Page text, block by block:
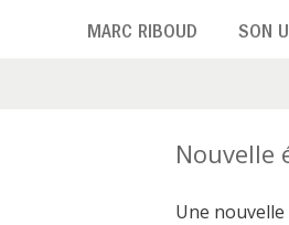
MARC RIBOUD SON
Nouvelle
Une